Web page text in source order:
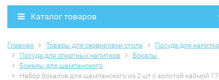
Каталог товаров
Главная Товары для сервировки стола
Посуда для
Посуда для спиртных напитков
Бокалы
Бокалы для шампанского
Набор бокалов для шампанского из 2 шт с золотой каймой